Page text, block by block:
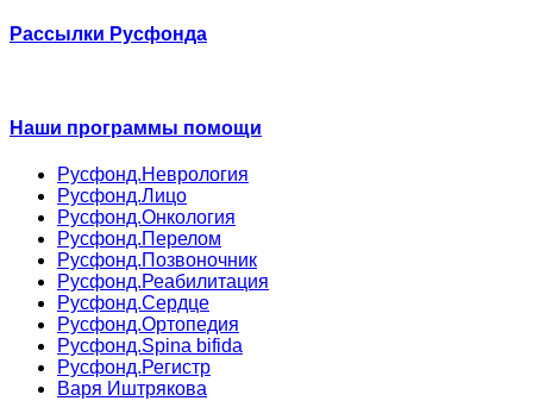
Рассылки Русфонда
Наши программы помощи
Русфонд.Неврология
Русфонд.Лицо
Русфонд.Онкология
Русфонд.Перелом
Русфонд.Позвоночник
Русфонд.Реабилитация
Русфонд.Сердце
Русфонд.Ортопедия
Русфонд.Spina bifida
Русфонд.Регистр
Варя Иштрякова